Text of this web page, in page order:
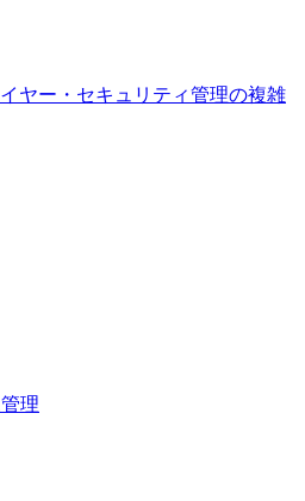
ヤー・セキュリティ管理の複雑
理